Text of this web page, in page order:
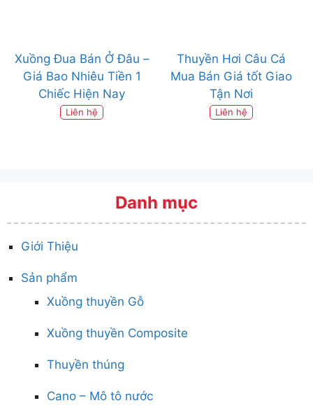
Xuồng Đua Bán Ở Đâu –
Giá Bao Nhiêu Tiền 1
Chiếc Hiện Nay
Liên hệ
Thuyền Hơi Câu Cá
Mua Bán Giá tốt Giao
Tận Nơi
Liên hệ
Danh mục
Giới Thiệu
Sản phẩm
Xuồng thuyền Gỗ
Xuồng thuyền Composite
Thuyền thúng
Cano – Mô tô nước